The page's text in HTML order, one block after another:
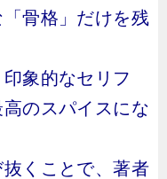
骨格」だけを残
象的なセリフ
のスパイスにな
くことで、著者